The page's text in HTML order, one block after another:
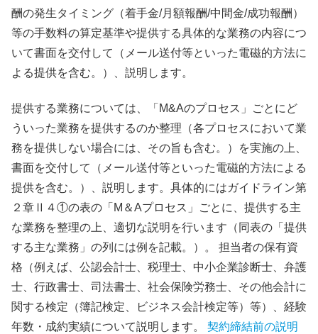
酬の発生タイミング（着手金/月額報酬/中間金/成功報酬）
等の手数料の算定基準や提供する具体的な業務の内容につ
いて書面を交付して（メール送付等といった電磁的方法に
よる提供を含む。）、説明します。
提供する業務については、「M&Aのプロセス」ごとにど
ういった業務を提供するのか整理（各プロセスにおいて業
務を提供しない場合には、その旨も含む。）を実施の上、
書面を交付して（メール送付等といった電磁的方法による
提供を含む。）、説明します。具体的にはガイドライン第
２章Ⅱ４①の表の「M＆Aプロセス」ごとに、提供する主
な業務を整理の上、適切な説明を行います（同表の「提供
する主な業務」の列には例を記載。）。 担当者の保有資
格（例えば、公認会計士、税理士、中小企業診断士、弁護
士、行政書士、司法書士、社会保険労務士、その他会計に
関する検定（簿記検定、ビジネス会計検定等）等）、経験
年数・成約実績について説明します。 契約締結前の説明